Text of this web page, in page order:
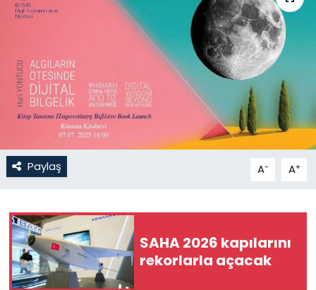
Paylaş A- A+
SAHA 2026 kapılarını
rekorlarla açacak
Magazin
Nöbetçi Eczaneler
Otomobil Dünyası
Politika
Spor
Teknoloji